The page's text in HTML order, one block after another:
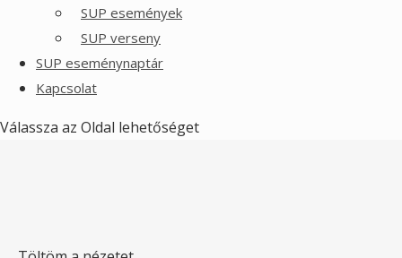
SUP események
SUP verseny
SUP eseménynaptár
Kapcsolat
Válassza az Oldal lehetőséget